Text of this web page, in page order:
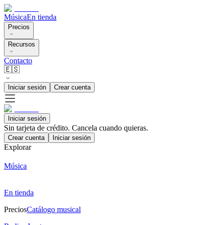
MúsicaEn tienda
Precios
Recursos
Contacto
🇪🇸
Iniciar sesión Crear cuenta
Iniciar sesión
Sin tarjeta de crédito. Cancela cuando quieras.
Crear cuenta Iniciar sesión
Explorar
Música
En tienda
PreciosCatálogo musical